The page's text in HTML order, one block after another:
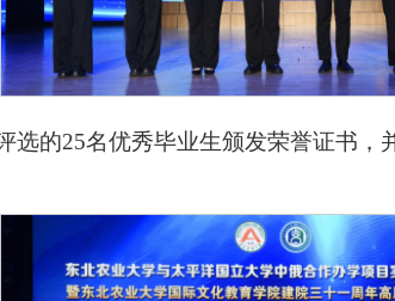
选的25名优秀毕业生颁发荣誉证书，